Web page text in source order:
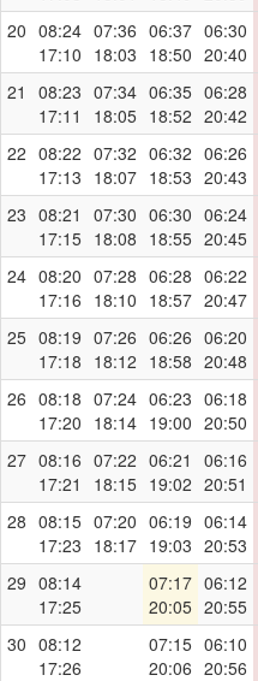
20 08:24
17:10
07:36
18:03
06:37
18:50
06:30
20:40
21
08:23
17:11
07:34
18:05
06:35
18:52
06:28
20:42
22 08:22
17:13
07:32
18:07
06:32
18:53
06:26
20:43
23 08:21
17:15
07:30
18:08
06:30
18:55
06:24
20:45
24 08:20
17:16
07:28
18:10
06:28
18:57
06:22
20:47
25 08:19
17:18
07:26
18:12
06:26
18:58
06:20
20:48
26 08:18
17:20
07:24
18:14
06:23
19:00
06:18
20:50
27 08:16
17:21
07:22
18:15
06:21
19:02
06:16
20:51
28 08:15
17:23
07:20
18:17
06:19
19:03
06:14
20:53
29 08:14
17:25
07:17
20:05
06:12
20:55
30 08:12
17:26
07:15
20:06
06:10
20:56